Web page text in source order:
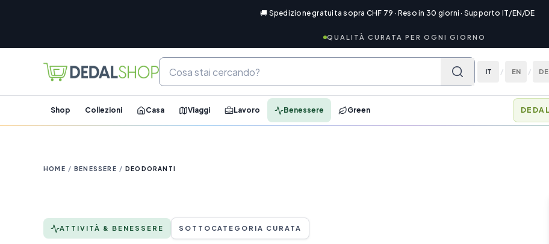
🚚 Spedizione gratuita sopra CHF 79 · Reso in 30 giorni · Supporto IT/EN/DE
QUALITÀ CURATA PER OGNI GIORNO
IT / EN / DE
Shop Collezioni Casa Viaggi Lavoro Benessere Green
HOME / BENESSERE / DEODORANTI
ATTIVITÀ & BENESSERE SOTTOCATEGORIA CURATA